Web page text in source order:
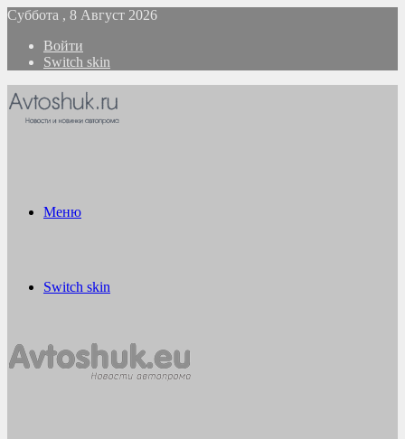
Суббота , 8 Август 2026
Войти
Switch skin
Меню
Switch skin